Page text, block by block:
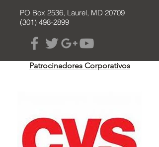
PO Box 2536, Laurel, MD 20709
(301) 498-2899
Patrocinadores Corporativos